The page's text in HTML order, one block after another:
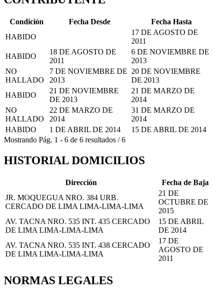
Condición Fecha Desde
Fecha Hasta
HABIDO
17 DE AGOSTO DE
2011
HABIDO
18 DE AGOSTO DE
2011
6 DE NOVIEMBRE DE
2013
NO
HALLADO
7 DE NOVIEMBRE DE
2013
20 DE NOVIEMBRE
DE 2013
HABIDO
21 DE NOVIEMBRE
DE 2013
21 DE MARZO DE
2014
NO
HALLADO
22 DE MARZO DE
2014
31 DE MARZO DE
2014
HABIDO
1 DE ABRIL DE 2014
15 DE ABRIL DE 2014
Mostrando Pág. 1 - 6 de 6 resultados /6
HISTORIAL DOMICILIOS
Dirección
Fecha de Baja
JR. MOQUEGUA NRO. 384 URB.
CERCADO DE LIMA LIMA-LIMA-LIMA
21 DE
OCTUBRE DE
2015
AV. TACNA NRO. 535 INT. 435 CERCADO
DE LIMA LIMA-LIMA-LIMA
15 DE ABRIL
DE 2014
AV. TACNA NRO. 535 INT. 438 CERCADO
DE LIMA LIMA-LIMA-LIMA
17 DE
AGOSTO DE
2011
NORMAS LEGALES